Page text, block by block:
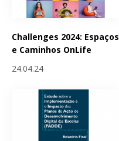
Challenges 2024: Espaços
e Caminhos OnLife
24.04.24